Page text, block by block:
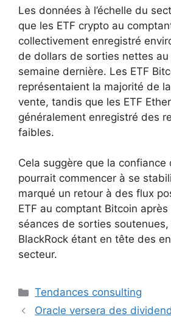
Les données à l’échelle du
que les ETF crypto au
collectivement enregistré
de dollars de sorties nettes au
semaine dernière. Les ETF
représentaient la majorité de
vente, tandis que les ETF
généralement enregistré des
faibles.
Cela suggère que la confiance
pourrait commencer à se
marqué un retour à des flux
ETF au comptant Bitcoin après
séances de sorties soutenues,
BlackRock étant en tête des
secteur.
Catégories
Tendances consulting
Oracle versera des